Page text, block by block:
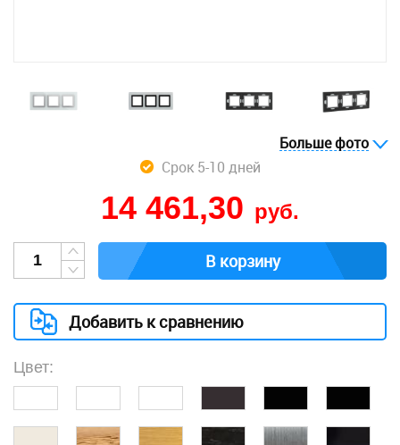
Больше фото
Срок 5-10 дней
14 461,30 руб.
В корзину
Добавить к сравнению
Цвет: